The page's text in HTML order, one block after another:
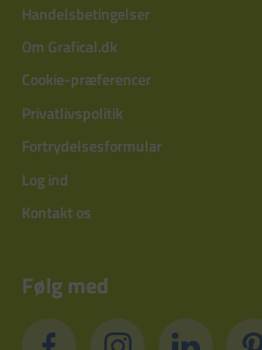
Handelsbetingelser
Om Grafical.dk
Cookie-præferencer
Privatlivspolitik
Fortrydelsesformular
Log ind
Kontakt os
Følg med